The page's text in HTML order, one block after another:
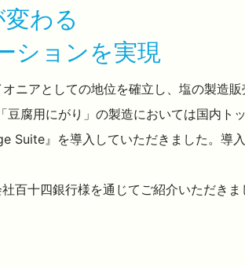
わる
ションを実現
ニアとしての地位を確立し、塩の製造
腐用にがり」の製造においては国内ト
Suite』を導入していただきました。導
十四銀行様を通じてご紹介いただきま